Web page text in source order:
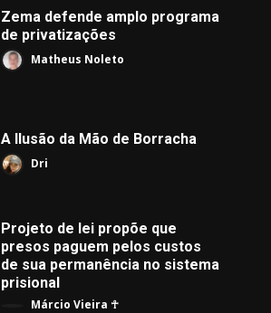
Zema defende amplo programa
de privatizações
Matheus Noleto
A Ilusão da Mão de Borracha
Dri
Projeto de lei propõe que
presos paguem pelos custos
de sua permanência no sistema
prisional
Márcio Vieira ☥